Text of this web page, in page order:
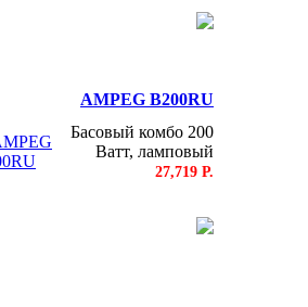
AMPEG B200RU
Басовый комбо 200
Ватт, ламповый
27,719 Р.